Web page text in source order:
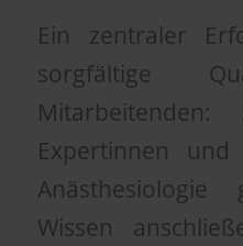
Ein zentraler
sorgfältige
Mitarbeitenden:
Expertinnen
Wissen